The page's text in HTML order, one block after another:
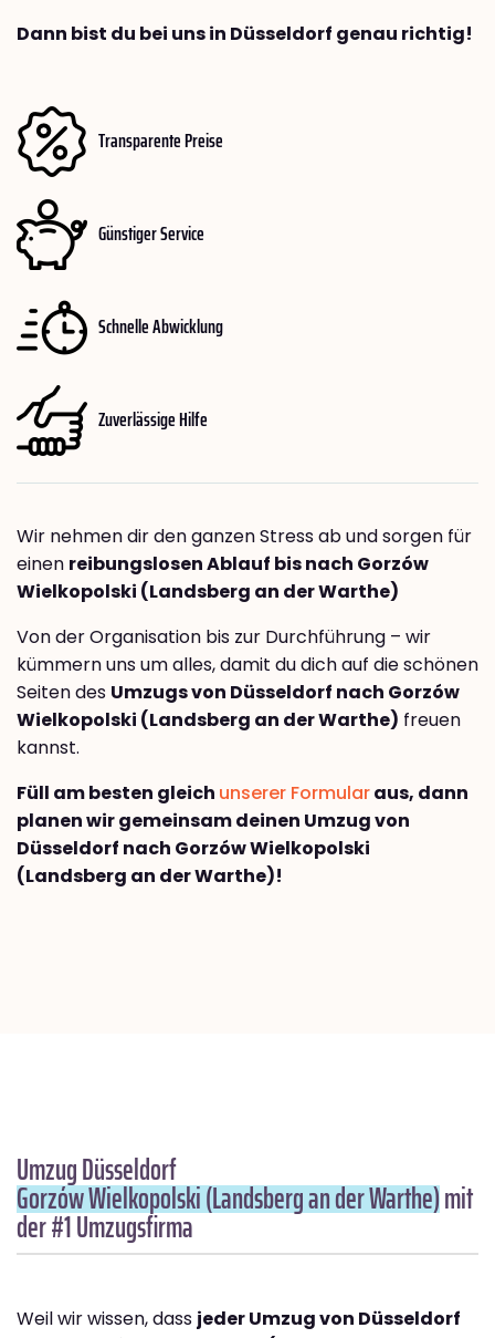
Dann bist du bei uns in Düsseldorf genau richtig!
Transparente Preise
Günstiger Service
Schnelle Abwicklung
Zuverlässige Hilfe
Wir nehmen dir den ganzen Stress ab und sorgen für
einen reibungslosen Ablauf bis nach Gorzów
Wielkopolski (Landsberg an der Warthe)
Von der Organisation bis zur Durchführung – wir
kümmern uns um alles, damit du dich auf die schönen
Seiten des Umzugs von Düsseldorf nach Gorzów
Wielkopolski (Landsberg an der Warthe) freuen
kannst.
Füll am besten gleich unserer Formularaus, dann
planen wir gemeinsam deinen Umzug von
Düsseldorf nach Gorzów Wielkopolski
(Landsberg an der Warthe)!
Umzug Düsseldorf
Gorzów Wielkopolski (Landsberg an der Warthe)mit
der #1 Umzugsfirma
Weil wir wissen, dass jeder Umzug von Düsseldorf